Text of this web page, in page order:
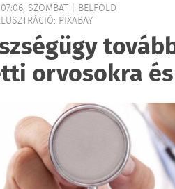
SZOMBAT | BELFÖLD
PIXABAY
orvosokra